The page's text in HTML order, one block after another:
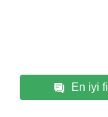
En iyi